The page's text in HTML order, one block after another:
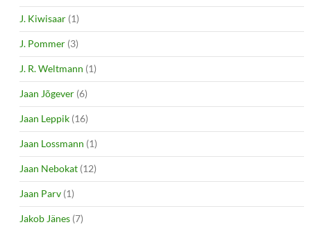
J. Kiwisaar (1)
J. Pommer (3)
J. R. Weltmann (1)
Jaan Jõgever (6)
Jaan Leppik (16)
Jaan Lossmann (1)
Jaan Nebokat (12)
Jaan Parv (1)
Jakob Jänes (7)